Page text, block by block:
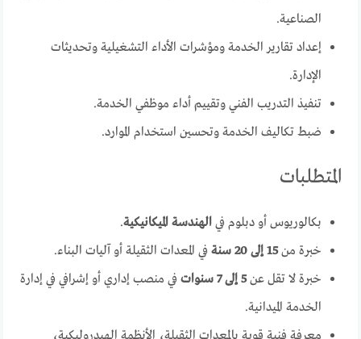
الصناعية.
إعداد تقارير الخدمة ومؤشرات الأداء التشغيلية وتحديثات
الإدارة.
تنفيذ التدريب الفني وتقييم أداء موظفي الخدمة.
ضبط تكاليف الخدمة وتحسين استخدام الموارد.
المتطلبات
بكالوريوس أو دبلوم فيالهندسة الميكانيكية.
خبرة من15 إلى 20 سنة
في المعدات الثقيلة أو آليات البناء.
خبرة لا تقل عن5 إلى 7 سنوات
في منصب إداري أو إشرافي في إدارة
الخدمة الميدانية.
معرفة فنية قوية بالمعدات الثقيلة، الأنظمة الهيدروليكية،